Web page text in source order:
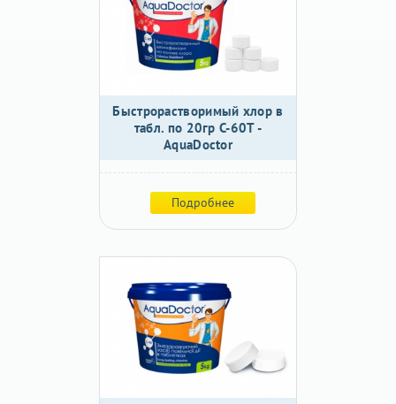
Быстрорастворимый хлор в
табл. по 20гр C-60T -
AquaDoctor
Подробнее